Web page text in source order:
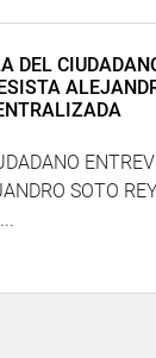
DEL
SOTO